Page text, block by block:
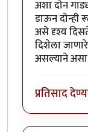
अशा दोन
डाऊन
असे दृश्य
दिशेला
असल्याने असा
प्रतिसाद